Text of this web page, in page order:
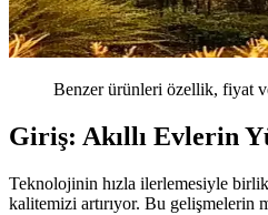
Benzer ürünleri özellik, fiyat
Giriş: Akıllı Evlerin
Teknolojinin hızla ilerlemesiyle
kalitemizi artırıyor. Bu gelişmelerin